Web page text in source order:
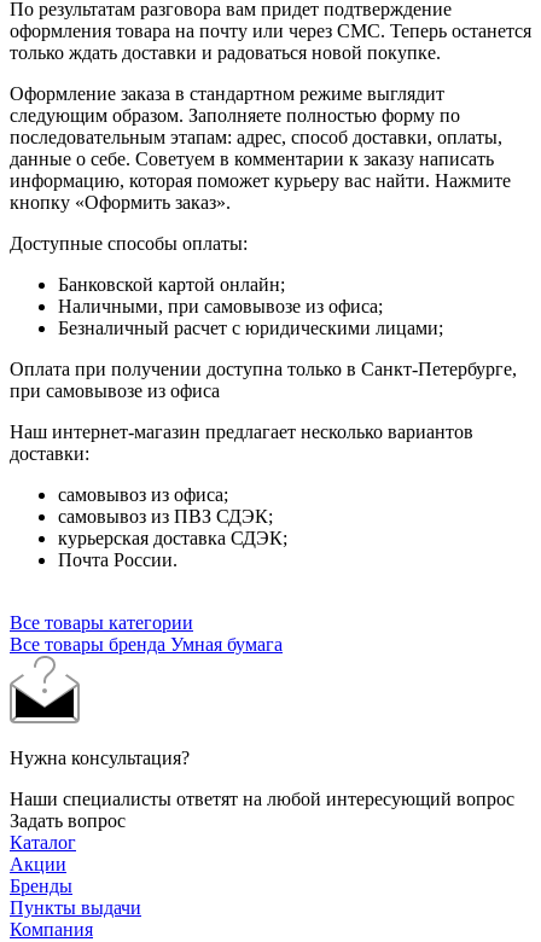
По результатам разговора вам придет подтверждение
оформления товара на почту или через СМС. Теперь останется
только ждать доставки и радоваться новой покупке.
Оформление заказа в стандартном режиме выглядит
следующим образом. Заполняете полностью форму по
последовательным этапам: адрес, способ доставки, оплаты,
данные о себе. Советуем в комментарии к заказу написать
информацию, которая поможет курьеру вас найти. Нажмите
кнопку «Оформить заказ».
Доступные способы оплаты:
Банковской картой онлайн;
Наличными, при самовывозе из офиса;
Безналичный расчет с юридическими лицами;
Оплата при получении доступна только в Санкт-Петербурге,
при самовывозе из офиса
Наш интернет-магазин предлагает несколько вариантов
доставки:
самовывоз из офиса;
самовывоз из ПВЗ СДЭК;
курьерская доставка СДЭК;
Почта России.
Все товары категории
Все товары бренда Умная бумага
Нужна консультация?
Наши специалисты ответят на любой интересующий вопрос
Задать вопрос
Каталог
Акции
Бренды
Пункты выдачи
Компания